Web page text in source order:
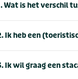
Wat is het verschil
Ik heb een
Ik wil graag een